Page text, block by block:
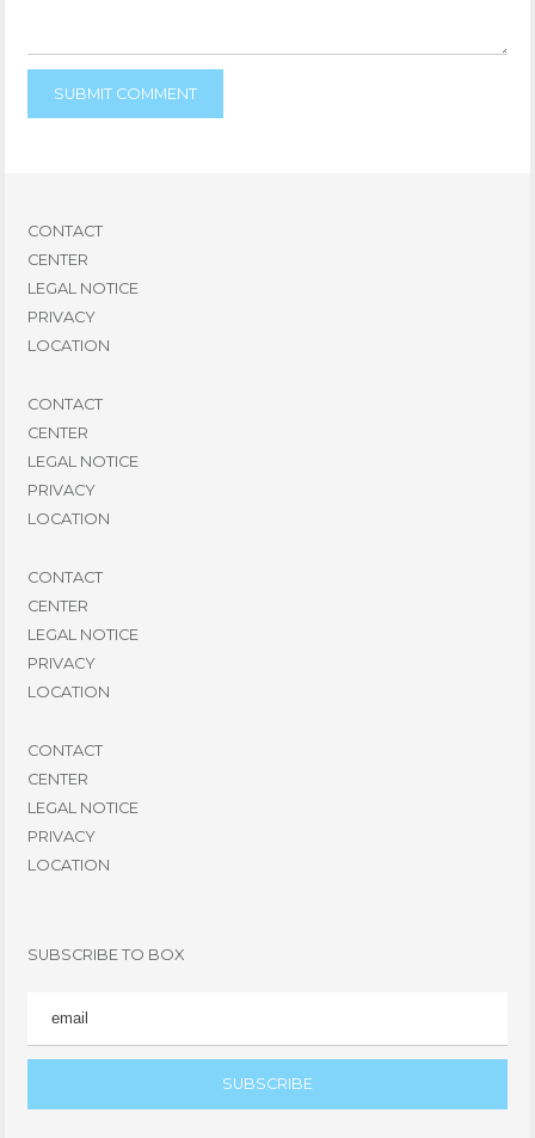
CONTACT
CENTER
LEGAL NOTICE
PRIVACY
LOCATION
CONTACT
CENTER
LEGAL NOTICE
PRIVACY
LOCATION
CONTACT
CENTER
LEGAL NOTICE
PRIVACY
LOCATION
CONTACT
CENTER
LEGAL NOTICE
PRIVACY
LOCATION
SUBSCRIBE TO BOX